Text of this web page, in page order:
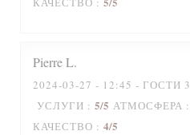
PierreL
2024-03-27 - 12:45 - ГОСТИ 3
УСЛУГИ : 5/5 АТМОСФЕРА :
КАЧЕСТВО : 4/5